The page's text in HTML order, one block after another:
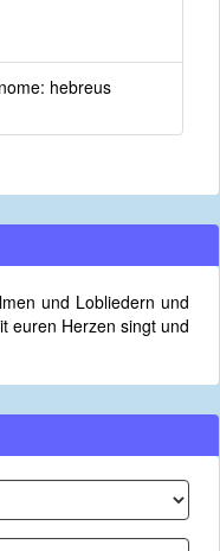
hebreus
und Lobliedern und
euren Herzen singt und